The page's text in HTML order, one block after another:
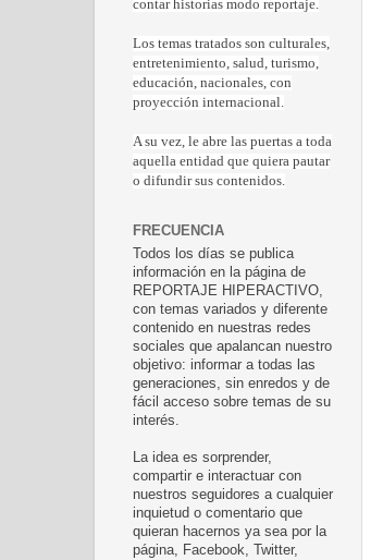
contar historias modo reportaje.
Los temas tratados son culturales,
entretenimiento, salud, turismo,
educación, nacionales, con
proyección internacional.
A su vez, le abre las puertas a toda
aquella entidad que quiera pautar
o difundir sus contenidos.
FRECUENCIA
Todos los días se publica
información en la página de
REPORTAJE HIPERACTIVO,
con temas variados y diferente
contenido en nuestras redes
sociales que apalancan nuestro
objetivo: informar a todas las
generaciones, sin enredos y de
fácil acceso sobre temas de su
interés.
La idea es sorprender,
compartir e interactuar con
nuestros seguidores a cualquier
inquietud o comentario que
quieran hacernos ya sea por la
página, Facebook, Twitter,